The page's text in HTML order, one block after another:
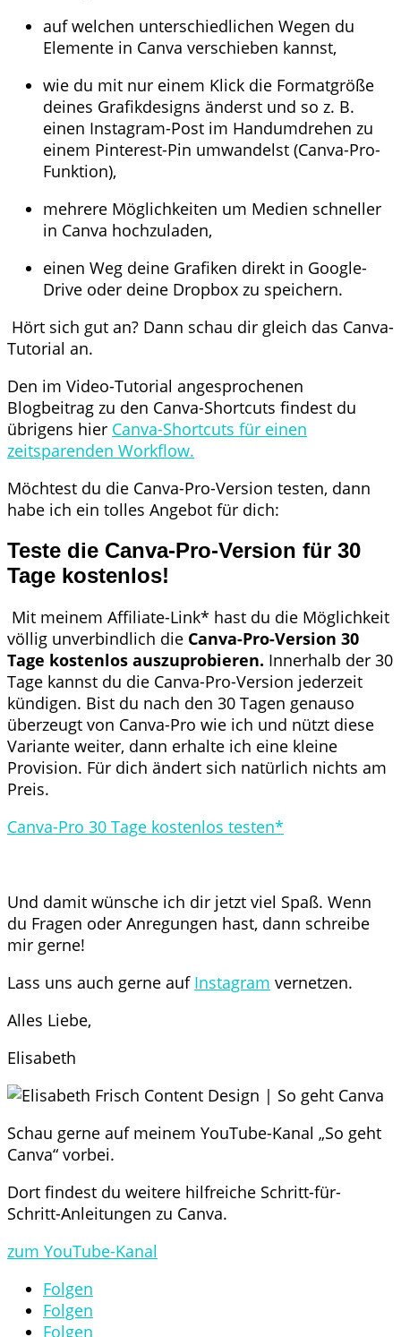
auf welchen unterschiedlichen Wegen du
Elemente in Canva verschieben kannst,
wie du mit nur einem Klick die Formatgröße
deines Grafikdesigns änderst und so z. B.
einen Instagram-Post im Handumdrehen zu
einem Pinterest-Pin umwandelst (Canva-Pro-
Funktion),
mehrere Möglichkeiten um Medien schneller
in Canva hochzuladen,
einen Weg deine Grafiken direkt in Google-
Drive oder deine Dropbox zu speichern.
Hört sich gut an? Dann schau dir gleich das Canva-
Tutorial an.
Den im Video-Tutorial angesprochenen
Blogbeitrag zu den Canva-Shortcuts findest du
übrigens hier Canva-Shortcuts für einen
zeitsparenden Workflow.
Möchtest du die Canva-Pro-Version testen, dann
habe ich ein tolles Angebot für dich:
Teste die Canva-Pro-Version für 30
Tage kostenlos!
Mit meinem Affiliate-Link* hast du die Möglichkeit
völlig unverbindlich die Canva-Pro-Version 30
Tage kostenlos auszuprobieren. Innerhalb der 30
Tage kannst du die Canva-Pro-Version jederzeit
kündigen. Bist du nach den 30 Tagen genauso
überzeugt von Canva-Pro wie ich und nützt diese
Variante weiter, dann erhalte ich eine kleine
Provision. Für dich ändert sich natürlich nichts am
Preis.
Canva-Pro 30 Tage kostenlos testen*
Und damit wünsche ich dir jetzt viel Spaß. Wenn
du Fragen oder Anregungen hast, dann schreibe
mir gerne!
Lass uns auch gerne auf Instagram vernetzen.
Alles Liebe,
Elisabeth
Schau gerne auf meinem YouTube-Kanal „So geht
Canva“ vorbei.
Dort findest du weitere hilfreiche Schritt-für-
Schritt-Anleitungen zu Canva.
zum YouTube-Kanal
Folgen
Folgen
Folgen